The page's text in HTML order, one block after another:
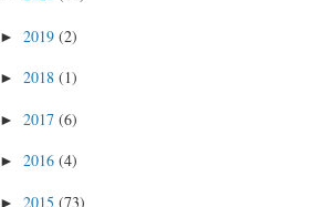
►2019(2)
►2018(1)
►2017(6)
►2016(4)
►2015(73)